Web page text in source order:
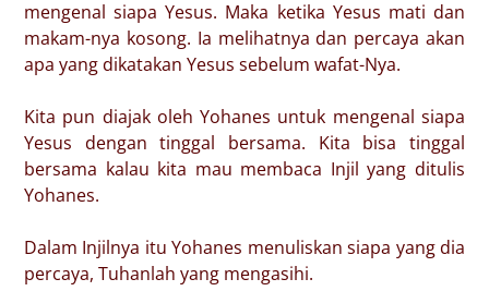
mengenal siapa Yesus. Maka ketika Yesus mati dan
makam-nya kosong. Ia melihatnya dan percaya akan
apa yang dikatakan Yesus sebelum wafat-Nya.
Kita pun diajak oleh Yohanes untuk mengenal siapa
Yesus dengan tinggal bersama. Kita bisa tinggal
bersama kalau kita mau membaca Injil yang ditulis
Yohanes.
Dalam Injilnya itu Yohanes menuliskan siapa yang dia
percaya, Tuhanlah yang mengasihi.